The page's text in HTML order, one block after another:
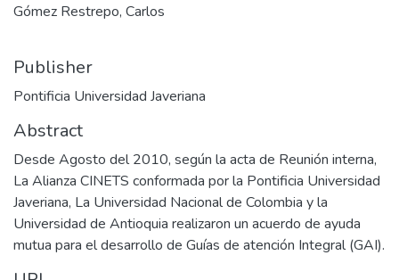
Gómez Restrepo, Carlos
Publisher
Pontificia Universidad Javeriana
Abstract
Desde Agosto del 2010, según la acta de Reunión interna,
La Alianza CINETS conformada por la Pontificia Universidad
Javeriana, La Universidad Nacional de Colombia y la
Universidad de Antioquia realizaron un acuerdo de ayuda
mutua para el desarrollo de Guías de atención Integral (GAI).